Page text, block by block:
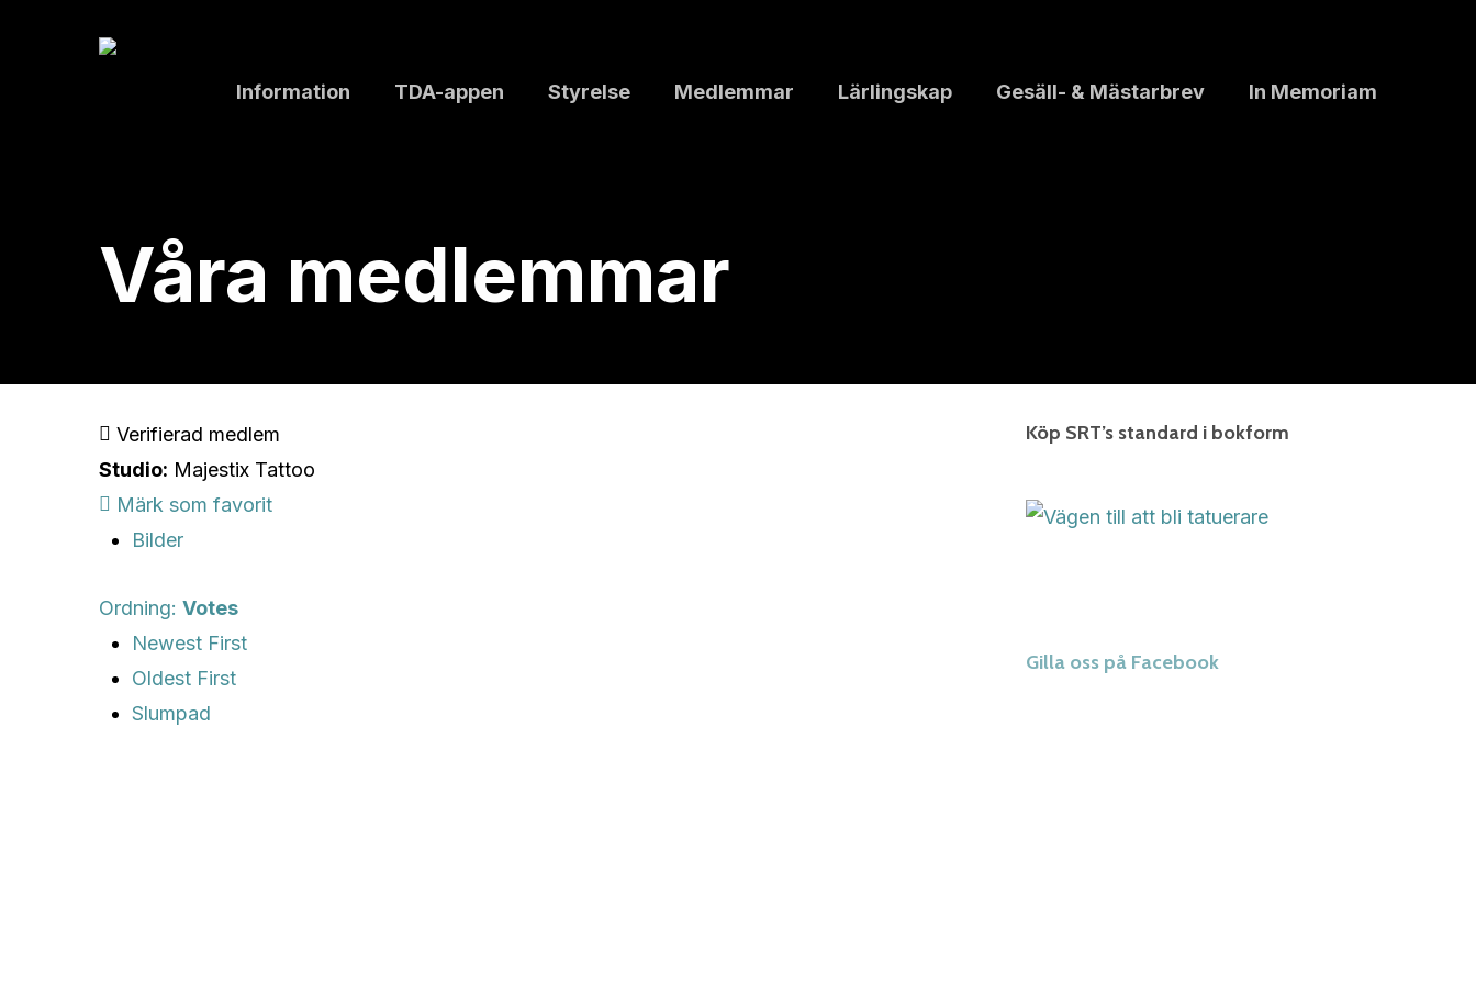
Information TDA-appen Styrelse Medlemmar Lärlingskap Gesäll- & Mästarbrev In Memoriam
Våra medlemmar
Verifierad medlem
Studio: Majestix Tattoo
Märk som favorit
Bilder
Ordning: Votes
Newest First
Oldest First
Slumpad
Köp SRT’s standard i bokform
Gilla oss på Facebook